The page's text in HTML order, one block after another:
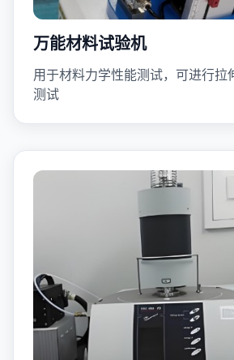
万能材料试验机
用于材料力学性能测试，可进行拉
测试